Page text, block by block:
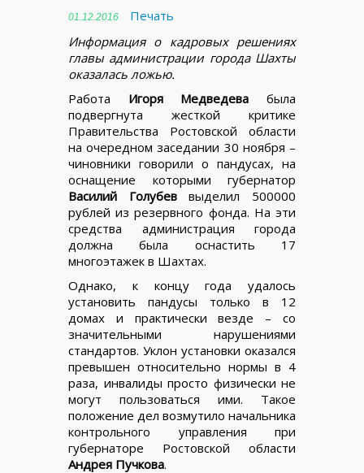
01.12.2016
Печать
Информация о кадровых решениях
главы администрации города Шахты
оказалась ложью.
Работа Игоря Медведева была
подвергнута жесткой критике
Правительства Ростовской области
на очередном заседании 30 ноября –
чиновники говорили о пандусах, на
оснащение которыми губернатор
Василий Голубеввыделил 500000
рублей из резервного фонда. На эти
средства администрация города
должна была оснастить 17
многоэтажек в Шахтах.
Однако, к концу года удалось
установить пандусы только в 12
домах и практически везде – со
значительными нарушениями
стандартов. Уклон установки оказался
превышен относительно нормы в 4
раза, инвалиды просто физически не
могут пользоваться ими. Такое
положение дел возмутило начальника
контрольного управления при
губернаторе Ростовской области
Андрея Пучкова.